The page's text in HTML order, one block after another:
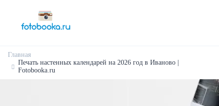
Главная
Печать настенных календарей на 2026 год в Иваново |
Fotobooka.ru